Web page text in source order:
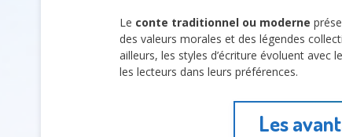
Le conte traditionnel ou moderne
des valeurs morales et des légendes
ailleurs, les styles d’écriture évoluent
les lecteurs dans leurs préférences.
Les